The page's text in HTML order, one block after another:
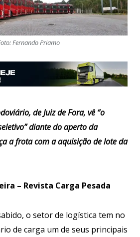
Fernando Priamo
de Juiz de Fora, vê “o
diante do aperto da
a frota com a aquisição de lote da
– Revista Carga Pesada
o setor de logística tem no
de carga um de seus principais